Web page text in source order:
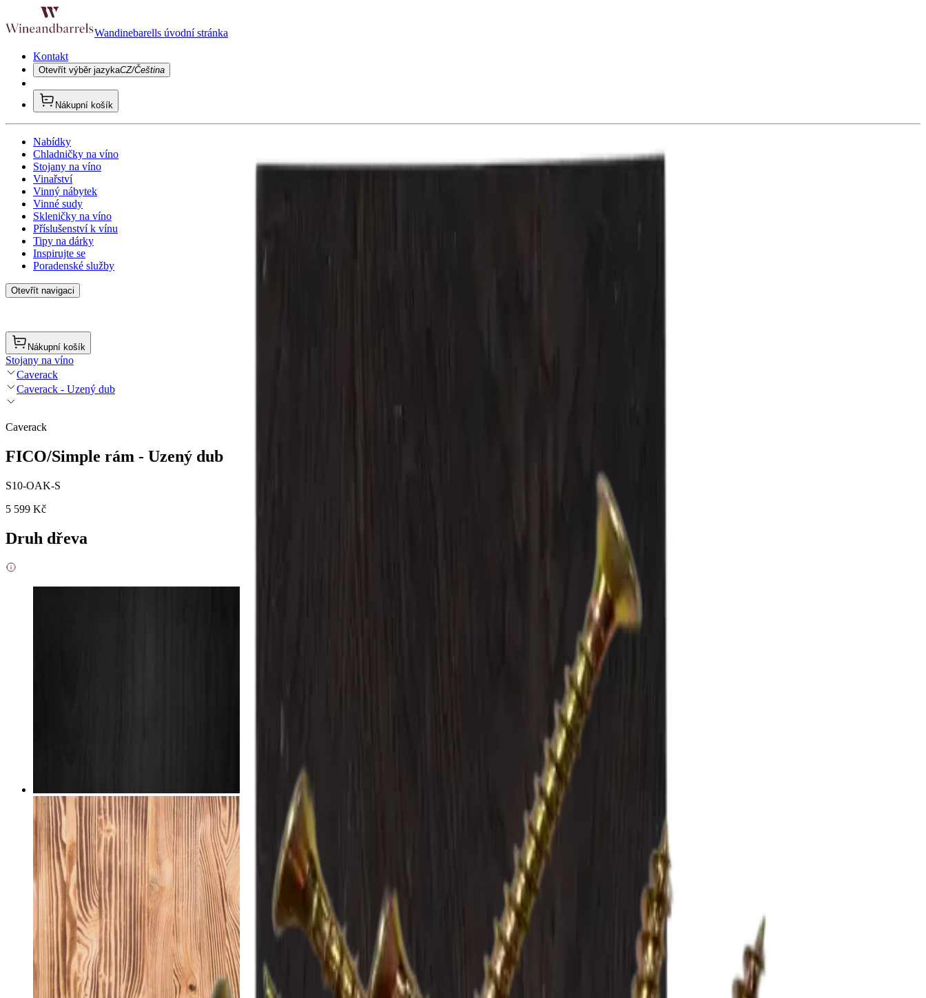
Wandinebarells úvodní stránka
Kontakt
Otevřít výběr jazykaCZ/Čeština
Nákupní košík
Nabídky
Chladničky na víno
Stojany na víno
Vinařství
Vinný nábytek
Vinné sudy
Skleničky na víno
Příslušenství k vínu
Tipy na dárky
Inspirujte se
Poradenské služby
Otevřít navigaci
Nákupní košík
Stojany na víno
Caverack
Caverack - Uzený dub
Caverack
FICO/Simple rám - Uzený dub
S10-OAK-S
5 599 Kč
Druh dřeva